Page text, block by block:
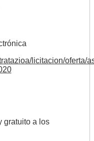
licitacion/oferta/
gratuito a los